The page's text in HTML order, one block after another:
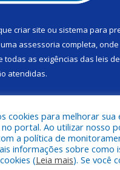
criar site ou sistema para
assessoria completa,
todas as exigências das leis
atendidas.
reservados a Câmara
cookies para melhorar sua
no portal. Ao utilizar nosso
a política de
informações sobre como
(Leia mais). Se você